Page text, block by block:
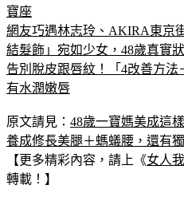
寶座
網友巧遇林志玲、AKIRA東京
結髮飾」宛如少女，48歲真實
告別脫皮跟唇紋！「4改善方
有水潤嫩唇
原文請見： 48歲一寶媽美成這
養成修長美腿＋螞蟻腰，還有
【更多精彩內容，請上《女人
轉載！】